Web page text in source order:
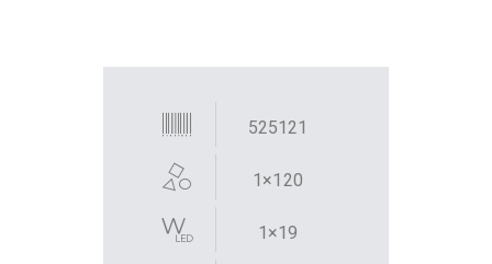
525121
1×120
1×19